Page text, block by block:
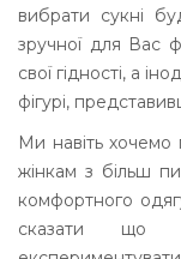
вибрати сукні
зручної для Вас
свої гідності, а
фігурі,
Ми навіть хочемо
жінкам з більш
комфортного
сказати що